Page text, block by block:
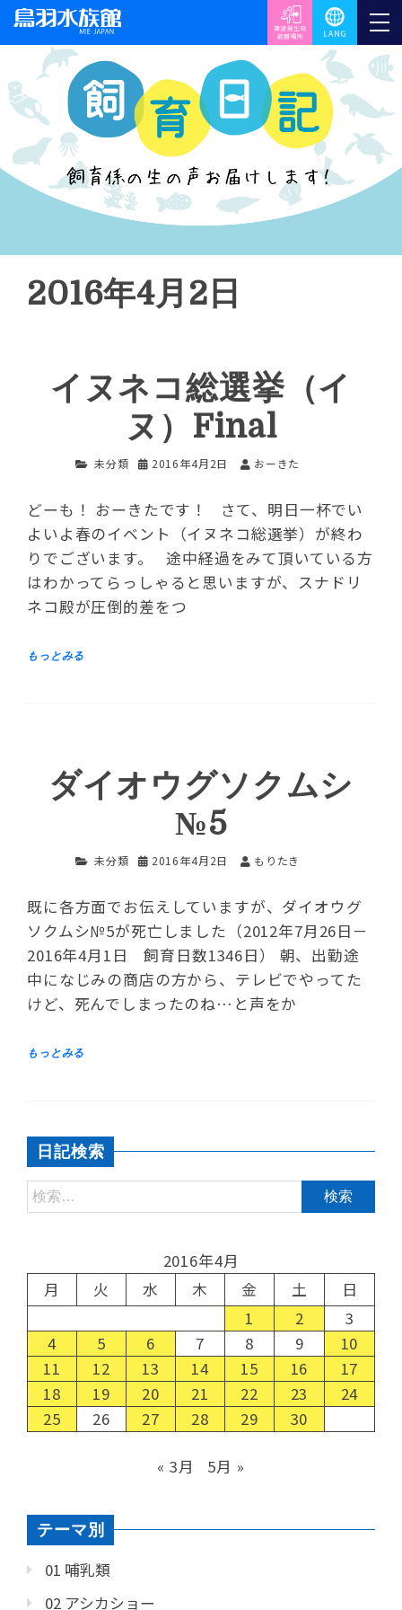
2016年4月2日
イヌネコ総選挙（イ
ヌ）Final
未分類 2016年4月2日 おーきた
どーも！ おーきたです！ さて、明日一杯でい
よいよ春のイベント（イヌネコ総選挙）が終わ
りでございます。 途中経過をみて頂いている方
はわかってらっしゃると思いますが、スナドリ
ネコ殿が圧倒的差をつ
ダイオウグソクムシ
№5
未分類 2016年4月2日 もりたき
既に各方面でお伝えしていますが、ダイオウグ
ソクムシ№5が死亡しました（2012年7月26日－
2016年4月1日 飼育日数1346日） 朝、出勤途
中になじみの商店の方から、テレビでやってた
けど、死んでしまったのね…と声をか
日記検索
2016年4月
月
火 水 木 金 土
日
1
2
3
4
5 6 7 8 9
10
11
12 13 14 15 16
17
18
19 20 21 22 23
24
25
26 27 28 29 30
« 3月 5月 »
テーマ別
01 哺乳類
02 アシカショー